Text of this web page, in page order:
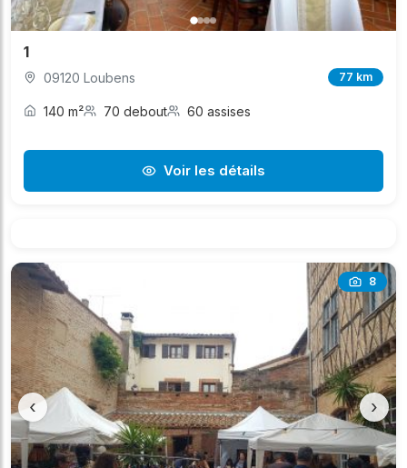
1
09120 Loubens 77 km
140 m² 70 debout 60 assises
Voir les détails
8
‹ ›